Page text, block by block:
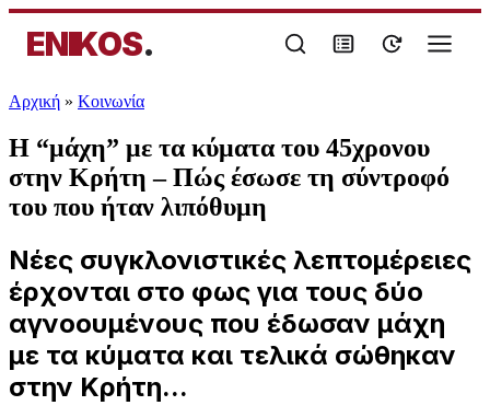
ENIKOS.
Αρχική » Κοινωνία
Η “μάχη” με τα κύματα του 45χρονου
στην Κρήτη – Πώς έσωσε τη σύντροφό
του που ήταν λιπόθυμη
Νέες συγκλονιστικές λεπτομέρειες
έρχονται στο φως για τους δύο
αγνοουμένους που έδωσαν μάχη
με τα κύματα και τελικά σώθηκαν
στην Κρήτη...